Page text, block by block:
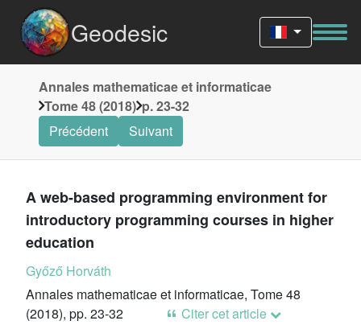
Geodesic
Annales mathematicae et informaticae
Tome 48 (2018) p. 23-32
Précédent
Suivant
A web-based programming environment for
introductory programming courses in higher
education
Győző Horváth
Annales mathematicae et informaticae, Tome 48
(2018), pp. 23-32
Citer cet article